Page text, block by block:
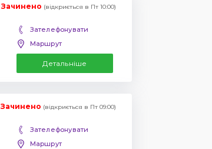
Зачинено (відкриється в Пт 10:00)
Зателефонувати
Маршрут
Детальніше
Зачинено (відкриється в Пт 09:00)
Зателефонувати
Маршрут